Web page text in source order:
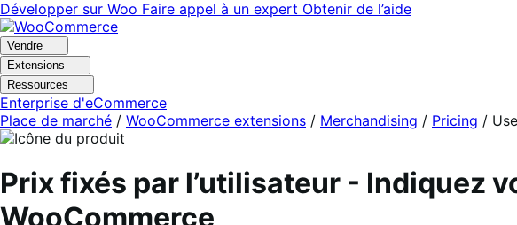
Aller
à
la
navigation
Aller
au
contenu
principal
Développer sur Woo Faire appel à un expert Obtenir de l’aide
Vendre
Extensions
Ressources
Enterprise d'eCommerce
Place de marché / WooCommerce extensions / Merchandising / Pricing /
Prix fixés par l’utilisateur - Indiquez
WooCommerce